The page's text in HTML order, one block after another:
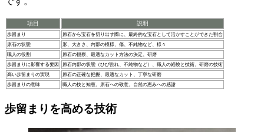
項目 説明
歩留まり
原石から宝石を切り出す際に、最終的な宝石として活かすことができた割合
原石の状態
形、大きさ、内部の模様、傷、不純物など、様々
職人の役割
原石の観察、最適なカット方法の決定、研磨
歩留まりに影響する要因
原石内部の状態（ひび割れ、不純物など）、職人の経験と技術、研磨の技術
高い歩留まりの実現
原石の正確な把握、最適なカット、丁寧な研磨
歩留まりの意味
職人の技と知恵、原石への敬意、自然の恵みへの感謝
歩留まりを高める技術